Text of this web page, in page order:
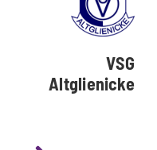
VSG
Altglienicke